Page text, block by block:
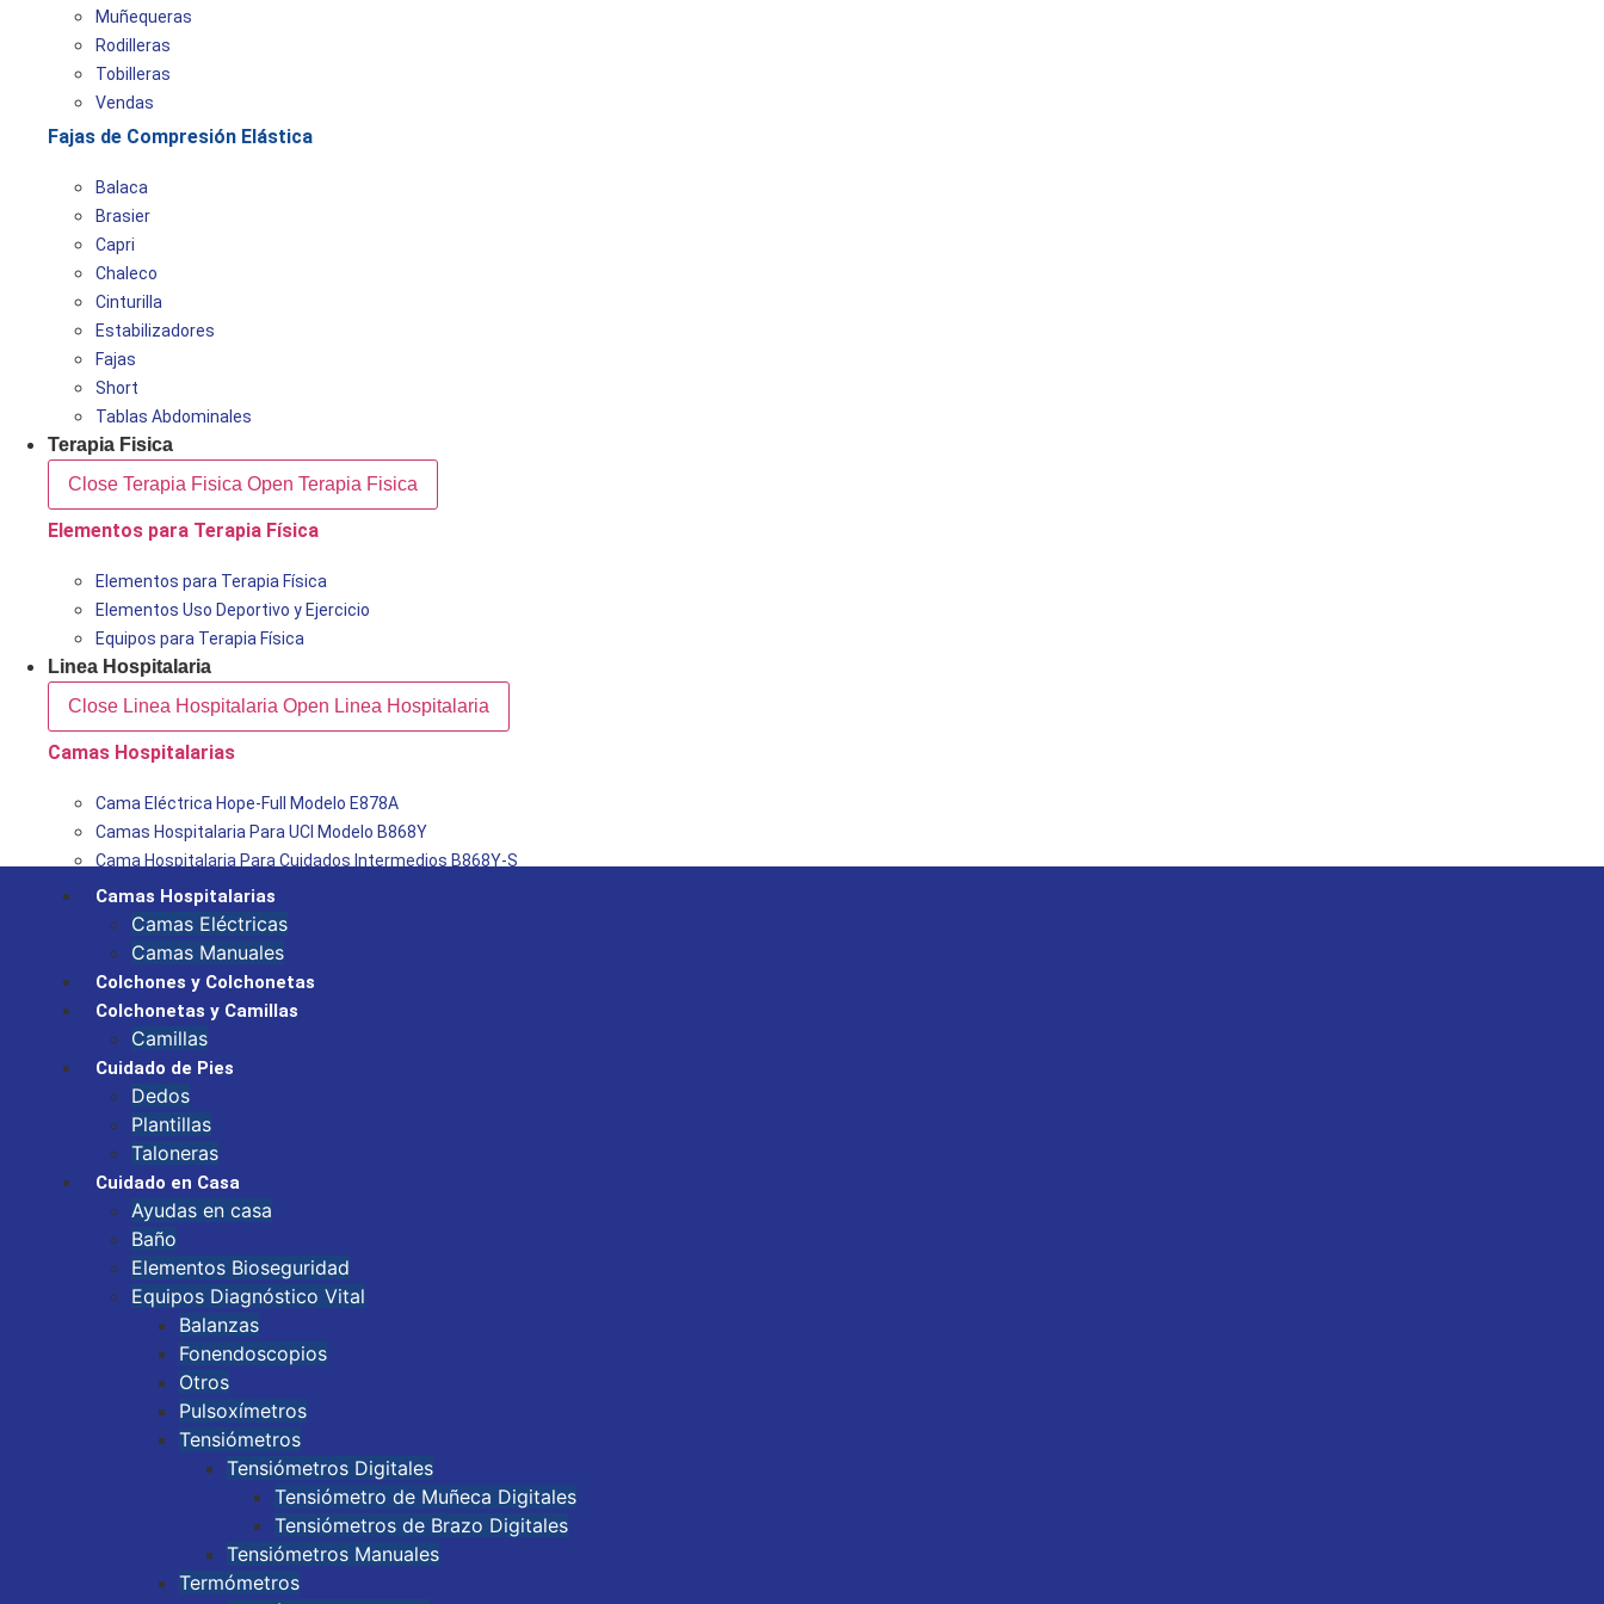
Muñequeras
Rodilleras
Tobilleras
Vendas
Fajas de Compresión Elástica
Balaca
Brasier
Capri
Chaleco
Cinturilla
Estabilizadores
Fajas
Short
Tablas Abdominales
Terapia Fisica
Close Terapia Fisica Open Terapia Fisica
Elementos para Terapia Física
Elementos para Terapia Física
Elementos Uso Deportivo y Ejercicio
Equipos para Terapia Física
Linea Hospitalaria
Close Linea Hospitalaria Open Linea Hospitalaria
Camas Hospitalarias
Cama Eléctrica Hope-Full Modelo E878A
Camas Hospitalaria Para UCI Modelo B868Y
Cama Hospitalaria Para Cuidados Intermedios B868Y-S
Camas Hospitalarias
Camas Eléctricas
Camas Manuales
Colchones y Colchonetas
Colchonetas y Camillas
Camillas
Cuidado de Pies
Dedos
Plantillas
Taloneras
Cuidado en Casa
Ayudas en casa
Baño
Elementos Bioseguridad
Equipos Diagnóstico Vital
Balanzas
Fonendoscopios
Otros
Pulsoxímetros
Tensiómetros
Tensiómetros Digitales
Tensiómetro de Muñeca Digitales
Tensiómetros de Brazo Digitales
Tensiómetros Manuales
Termómetros